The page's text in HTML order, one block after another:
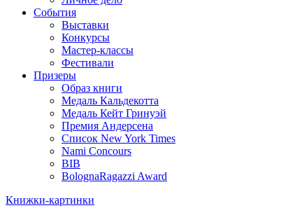
События
Выставки
Конкурсы
Мастер-классы
Фестивали
Призеры
Образ книги
Медаль Кальдекотта
Медаль Кейт Гринуэй
Премия Андерсена
Список New York Times
Nami Concours
BIB
BolognaRagazzi Award
Книжки-картинки